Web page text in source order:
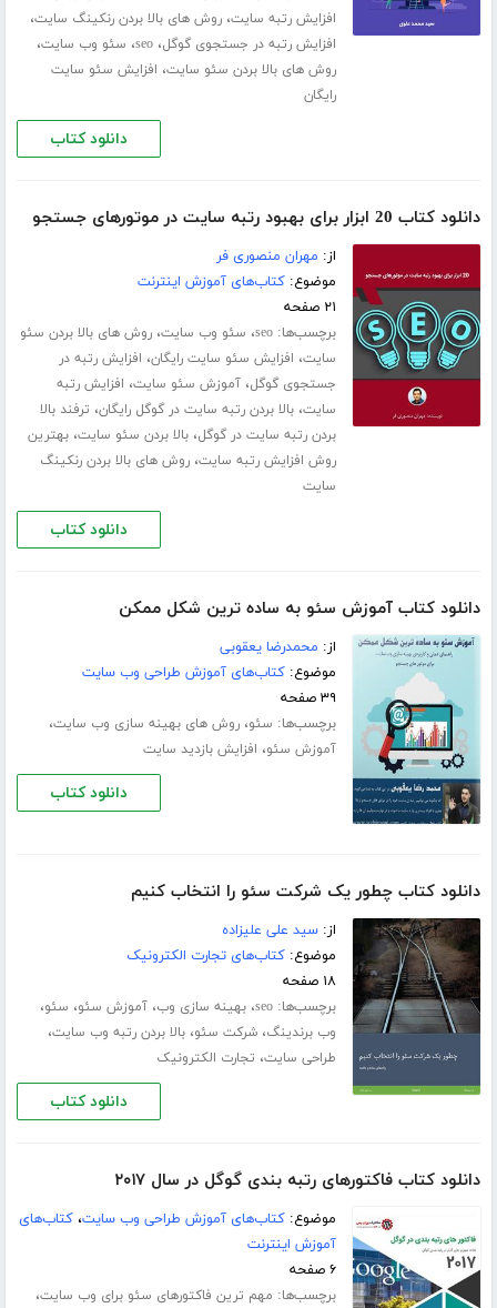
افزایش رتبه سایت،روش های بالا بردن رنکینگ سایت،
افزایش رتبه در جستجوی گوگل،seo، سئو وب سایت،
روش های بالا بردن سئو سایت، افزایش سئو سایت
رایگان
دانلود کتاب
دانلود کتاب 20 ابزار برای بهبود رتبه سایت در موتورهای جستجو
از: مهران منصوری فر
موضوع:کتاب‌های آموزش اینترنت
۲۱ صفحه
برچسب‌ها:seo، سئو وب سایت،روش های بالا بردن سئو
سایت، افزایش سئو سایت رایگان، افزایش رتبه در
جستجوی گوگل،آموزش سئو سایت، افزایش رتبه
سایت،بالا بردن رتبه سایت در گوگل رایگان، ترفند بالا
بردن رتبه سایت در گوگل،بالا بردن سئو سایت،بهترین
روش افزایش رتبه سایت،روش های بالا بردن رنکینگ
سایت
دانلود کتاب
دانلود کتاب آموزش سئو به ساده ترین شکل ممکن
از: محمدرضا یعقوبی
موضوع:کتاب‌های آموزش طراحی وب سایت
۳۹ صفحه
برچسب‌ها: سئو،روش های بهینه سازی وب سایت،
آموزش سئو، افزایش بازدید سایت
دانلود کتاب
دانلود کتاب چطور یک شرکت سئو را انتخاب کنیم
از:سید علی علیزاده
موضوع:کتاب‌های تجارت الکترونیک
۱۸ صفحه
برچسب‌ها:seo،بهینه سازی وب،آموزش سئو، سئو،
وب برندینگ،شرکت سئو،بالا بردن رتبه وب سایت،
طراحی سایت، تجارت الکترونیک
دانلود کتاب
دانلود کتاب فاکتورهای رتبه بندی گوگل در سال ۲۰۱۷
موضوع:کتاب‌های آموزش طراحی وب سایت،کتاب‌های
آموزش اینترنت
۶ صفحه
برچسب‌ها: مهم ترین فاکتورهای سئو برای وب سایت،